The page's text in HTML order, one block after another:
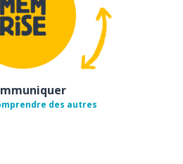
des autres